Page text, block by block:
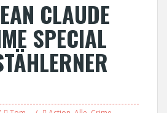
CLAUDE
SPECIAL